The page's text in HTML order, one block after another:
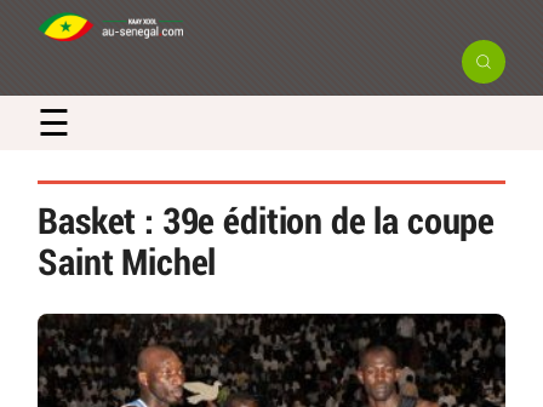
☰
Basket : 39e édition de la coupe
Saint Michel